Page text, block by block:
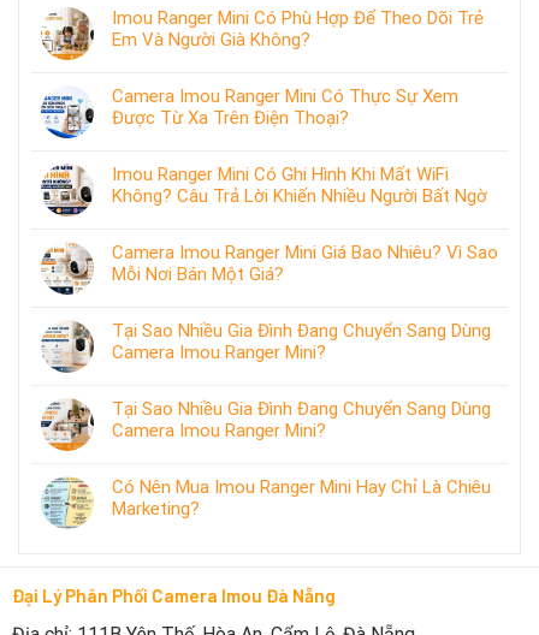
Imou Ranger Mini Có Phù Hợp Để Theo Dõi Trẻ
Em Và Người Già Không?
Camera Imou Ranger Mini Có Thực Sự Xem
Được Từ Xa Trên Điện Thoại?
Imou Ranger Mini Có Ghi Hình Khi Mất WiFi
Không? Câu Trả Lời Khiến Nhiều Người Bất Ngờ
Camera Imou Ranger Mini Giá Bao Nhiêu? Vì Sao
Mỗi Nơi Bán Một Giá?
Tại Sao Nhiều Gia Đình Đang Chuyển Sang Dùng
Camera Imou Ranger Mini?
Tại Sao Nhiều Gia Đình Đang Chuyển Sang Dùng
Camera Imou Ranger Mini?
Có Nên Mua Imou Ranger Mini Hay Chỉ Là Chiêu
Marketing?
Đại Lý Phân Phối Camera Imou Đà Nẵng